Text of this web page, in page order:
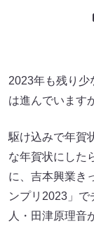
2023年も残り少
は進んでいます
駆け込みで年賀
な年賀状にした
に、吉本興業き
ンプリ2023」
人・田津原理音